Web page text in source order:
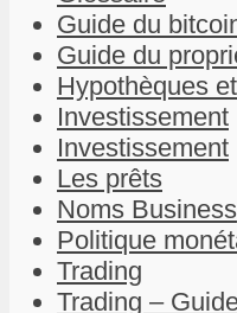
Guide du
Guide du
Hypothèques
Investissement
Investissement
Les prêts
Noms Business
Politique
Trading
Trading –